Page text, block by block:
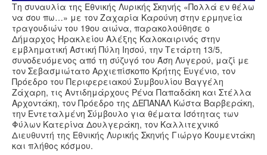
Τη συναυλία της Εθνικής Λυρικής Σκηνής «Πολλά εν θέλω
να σου πω…» με τον Ζαχαρία Καρούνη στην ερμηνεία
τραγουδιών του 19ου αιώνα, παρακολούθησε ο
Δήμαρχος Ηρακλείου Αλέξης Καλοκαιρινός στην
εμβληματική Αστική Πύλη Ιησού, την Τετάρτη 13/5,
συνοδευόμενος από τη σύζυγό του Άση Λυγερού, μαζί με
τον Σεβασμιώτατο Αρχιεπίσκοπο Κρήτης Ευγένιο, τον
Πρόεδρο του Περιφερειακού Συμβουλίου Βαγγέλη
Ζάχαρη, τις Αντιδημάρχους Ρένα Παπαδάκη και Στέλλα
Αρχοντάκη, τον Πρόεδρο της ΔΕΠΑΝΑΛ Κώστα Βαρβεράκη,
την Εντεταλμένη Σύμβουλο για θέματα Ισότητας των
Φύλων Κατερίνα Δουλγεράκη, τον Καλλιτεχνικό
Διευθυντή της Εθνικής Λυρικής Σκηνής Γιώργο Κουμεντάκη
και πλήθος κόσμου.